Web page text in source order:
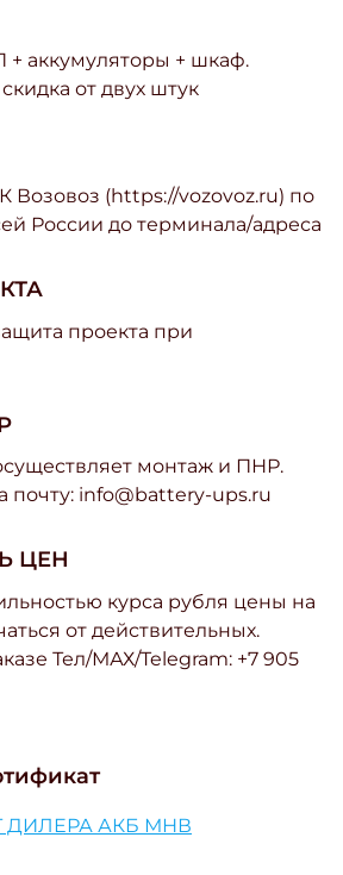
ДИЛЕРА АКБ МНВ
+ аккумуляторы + шкаф.
от двух штук
Возовоз (https://vozovoz.ru) по
России до терминала/адреса
проекта при
монтаж и ПНР.
почту: info@battery-ups.ru
ЦЕН
курса рубля цены на
от действительных.
Тел/МАХ/Telegram: +7 905